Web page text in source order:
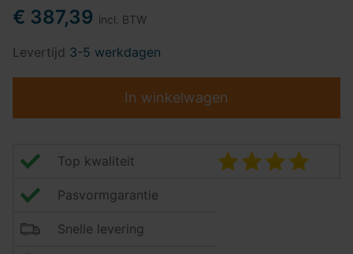
€ 387,39 incl. BTW
Levertijd 3-5 werkdagen
In winkelwagen
Top kwaliteit
Pasvormgarantie
Snelle levering